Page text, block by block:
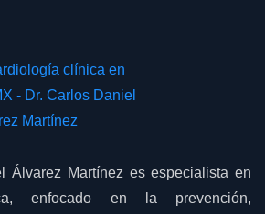
Álvarez Martínez es especialista en
enfocado en la prevención,